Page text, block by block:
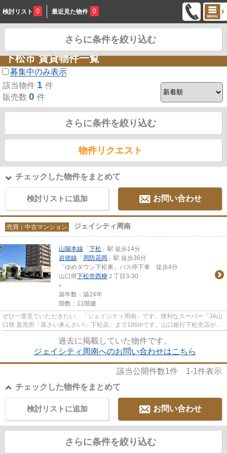
検討リスト 0 最近見た物件 0
下松市 賃貸物件一覧
募集中のみ表示
該当物件 1 件
販売数 0 件
さらに条件を絞り込む
物件リクエスト
チェックした物件をまとめて
検討リストに追加 お問い合わせ
売買｜中古マンション ジェイシティ周南
山陽本線 「 下松 」駅 徒歩14分
岩徳線 「 周防花岡 」駅 徒歩36分
「ゆめタウン下松東」バス停下車 徒歩4分
山口県下松市西柳 ２丁目3-30
-
築年数：築24年
階数：11階建
ぜひ一度見ていただきたい、「ジェイシティ周南」です。便利なスーパー「JA山
口県 直売所「菜さい来んさい!」下松店」まで186mです。山口銀行下松支店が歩
過去に掲載していた物件です。
ジェイシティ周南へのお問い合わせはこちら
該当公開件数1件 1-1件表示
チェックした物件をまとめて
お問い合わせ
検討リストに追加
さらに条件を絞り込む
さらに条件を絞り込む